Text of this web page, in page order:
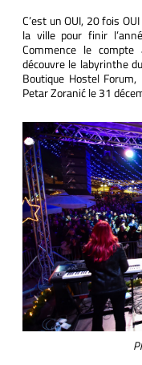
C’est un OUI, 20 fois
la ville pour finir
Commence le
découvre le labyrinthe
Boutique Hostel
Petar Zoranić le 31